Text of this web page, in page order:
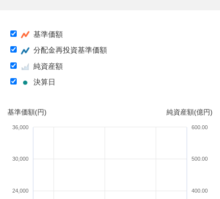
基準価額
分配金再投資基準価額
純資産額
決算日
基準価額(円) 純資産額(億円)
24,000
30,000
36,000 600.00
400.00
500.00